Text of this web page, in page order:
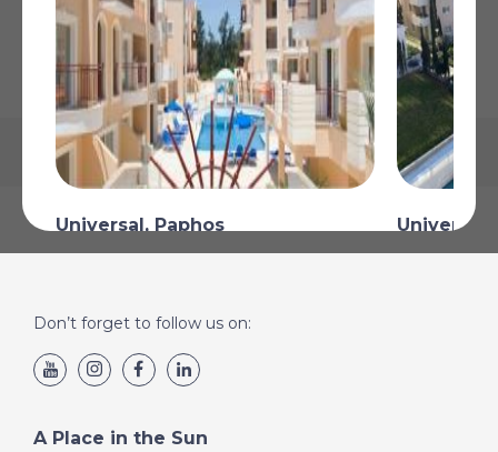
La carte peut ne pas indiquer l'emplacement exact
Universal, Paphos
€300 000
Universal,
€320 000
Don’t forget to follow us on:
A Place in the Sun